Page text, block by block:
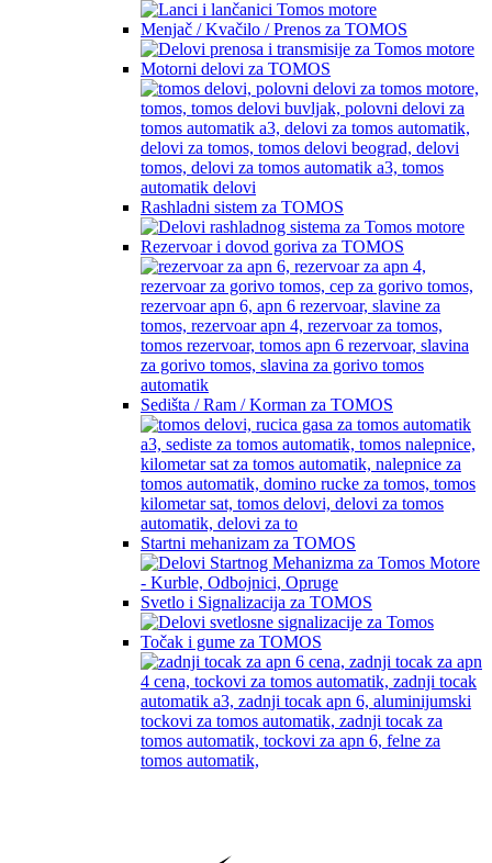
Menjač / Kvačilo / Prenos za TOMOS
Motorni delovi za TOMOS
Rashladni sistem za TOMOS
Rezervoar i dovod goriva za TOMOS
Sedišta / Ram / Korman za TOMOS
Startni mehanizam za TOMOS
Svetlo i Signalizacija za TOMOS
Točak i gume za TOMOS